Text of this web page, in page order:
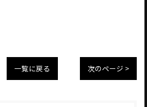
一覧に戻る 次のページ >